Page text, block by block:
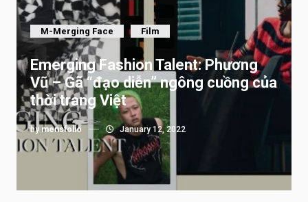
M-Merging Face Film
Emerging Fashion Talent: Phương
Vũ – Gã “đạo diễn” ngông cuồng của
thời trang Việt
by mensfolio January 12, 2022